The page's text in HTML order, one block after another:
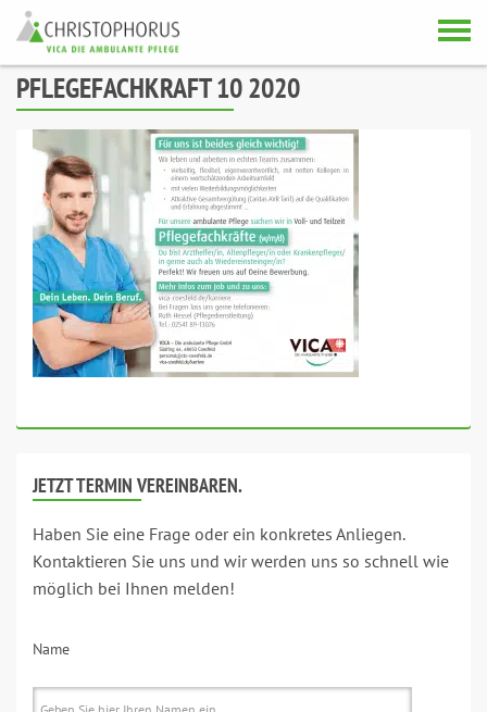
Skip to content
PFLEGEFACHKRAFT 10 2020
JETZT TERMIN VEREINBAREN.
Haben Sie eine Frage oder ein konkretes Anliegen.
Kontaktieren Sie uns und wir werden uns so schnell wie
möglich bei Ihnen melden!
Name